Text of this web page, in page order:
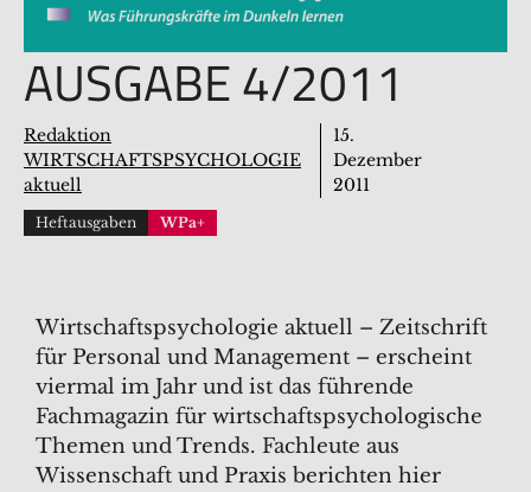
AUSGABE 4/2011
Redaktion
WIRTSCHAFTSPSYCHOLOGIE
aktuell
15.
Dezember
2011
Heftausgaben WPa+
Wirtschaftspsychologie aktuell – Zeitschrift
für Personal und Management – erscheint
viermal im Jahr und ist das führende
Fachmagazin für wirtschaftspsychologische
Themen und Trends. Fachleute aus
Wissenschaft und Praxis berichten hier